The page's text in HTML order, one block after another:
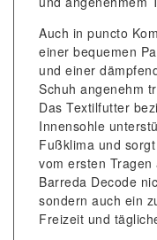
Auch in puncto
einer bequemen
und einer
Schuh angenehm
Das Textilfutter
Innensohle
Fußklima und
vom ersten
Barreda Decode
sondern auch ein
Freizeit und